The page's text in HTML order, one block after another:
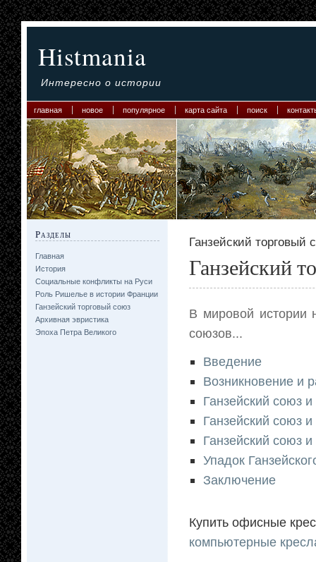
Histmania
Интересно о истории
главная новое популярное карта сайта поиск
Разделы
Главная
История
Социальные конфликты на Руси
Роль Ришелье в истории Франции
Ганзейский торговый союз
Архивная эвристика
Эпоха Петра Великого
Ганзейский торговый
Ганзейский
В мировой истории
союзов...
Введение
Возникновение и
Ганзейский союз и
Ганзейский союз
Ганзейский союз
Упадок
Заключение
Купить офисные
компьютерные